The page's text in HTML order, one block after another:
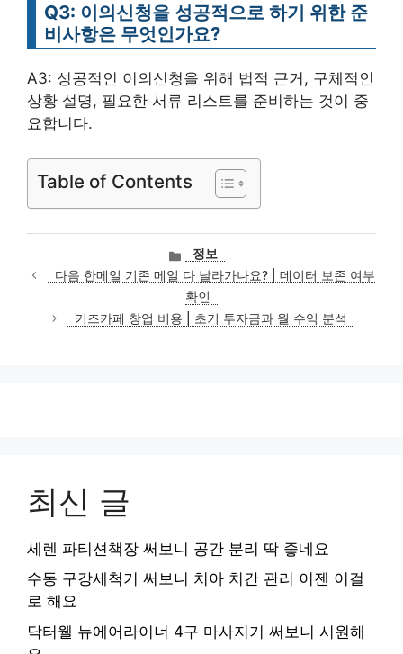
Q3: 이의신청을 성공적으로 하기 위한 준
비사항은 무엇인가요?
A3: 성공적인 이의신청을 위해 법적 근거, 구체적인
상황 설명, 필요한 서류 리스트를 준비하는 것이 중
요합니다.
Table of Contents
카
테
고
리
정보
다음 한메일 기존 메일 다 날라가나요? | 데이터 보존 여부
확인
키즈카페 창업 비용 | 초기 투자금과 월 수익 분석
최신 글
세렌 파티션책장 써보니 공간 분리 딱 좋네요
수동 구강세척기 써보니 치아 치간 관리 이젠 이걸
로 해요
닥터웰 뉴에어라이너 4구 마사지기 써보니 시원해